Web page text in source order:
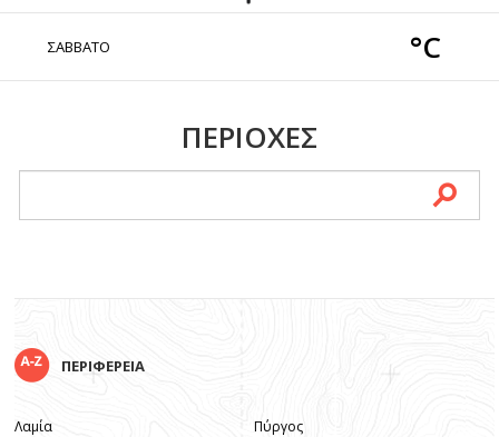
ΣΑΒΒΑΤΟ °C
ΠΕΡΙΟΧΕΣ
ΠΕΡΙΦΕΡΕΙΑ
Λαμία Πύργος